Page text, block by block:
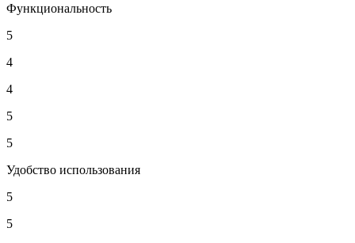
Функциональность
5
4
4
5
5
Удобство использования
5
5